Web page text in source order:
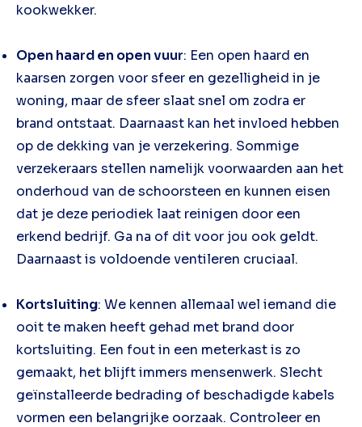
kookwekker.
Open haard en open vuur: Een open haard en
kaarsen zorgen voor sfeer en gezelligheid in je
woning, maar de sfeer slaat snel om zodra er
brand ontstaat. Daarnaast kan het invloed hebben
op de dekking van je verzekering. Sommige
verzekeraars stellen namelijk voorwaarden aan het
onderhoud van de schoorsteen en kunnen eisen
dat je deze periodiek laat reinigen door een
erkend bedrijf. Ga na of dit voor jou ook geldt.
Daarnaast is voldoende ventileren cruciaal.
Kortsluiting: We kennen allemaal wel iemand die
ooit te maken heeft gehad met brand door
kortsluiting. Een fout in een meterkast is zo
gemaakt, het blijft immers mensenwerk. Slecht
geïnstalleerde bedrading of beschadigde kabels
vormen een belangrijke oorzaak. Controleer en